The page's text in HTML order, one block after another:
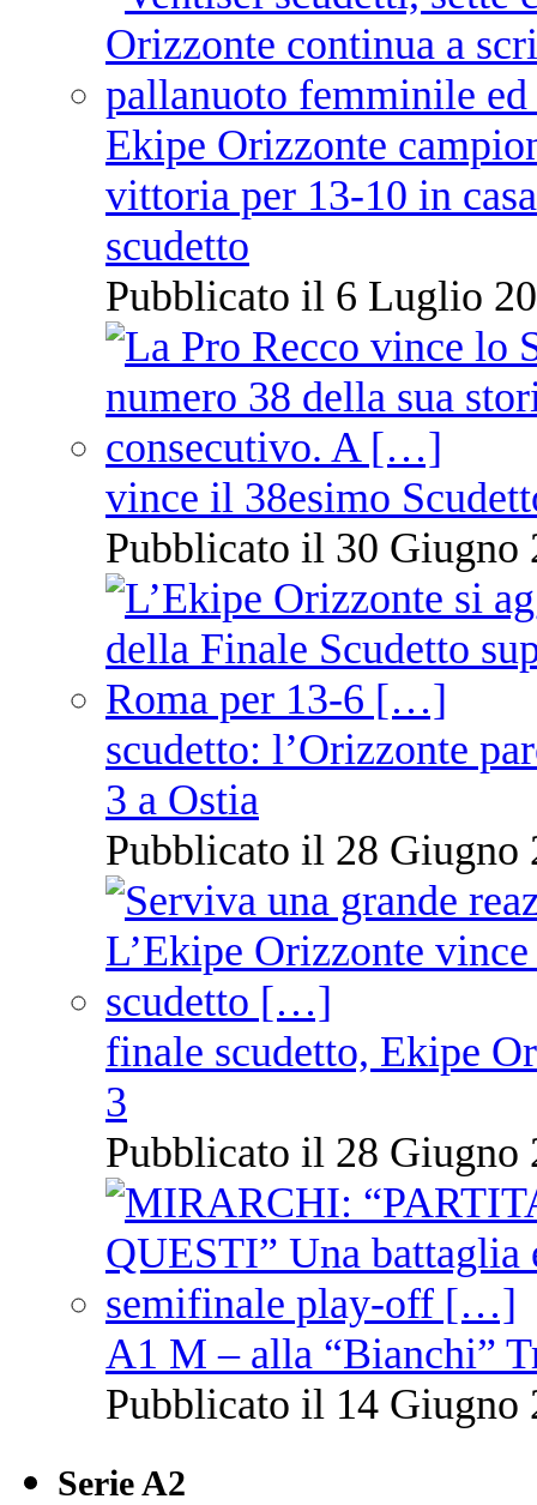
Ekipe Orizzonte
vittoria per 13-10 in
scudetto
Pubblicato il 6 Luglio
vince il 38esimo
Pubblicato il 30 Giugno
scudetto: l’Orizzonte
3 a Ostia
Pubblicato il 28 Giugno
finale scudetto, Ekipe
3
Pubblicato il 28 Giugno
A1 M – alla “Bianchi”
Pubblicato il 14 Giugno
Serie A2